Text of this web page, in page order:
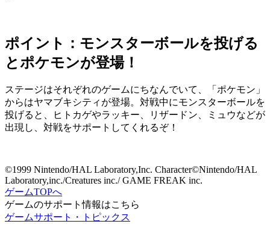
ポイント：モンスターボールを投げる
とポケモンが登場！
ステージはそれぞれのゲームにちなんでいて、「ポケモン」
からはヤマブキシティが登場。対戦中にモンスターボールを
投げると、ヒトカゲやラッキー、リザードン、ミュウなどが
出現し、対戦をサポートしてくれるぞ！
©1999 Nintendo/HAL Laboratory,Inc. Character©Nintendo/HAL
Laboratory,inc./Creatures inc./ GAME FREAK inc.
ゲームTOPへ
ゲームのサポート情報はこちら
ゲームサポート・トピックス